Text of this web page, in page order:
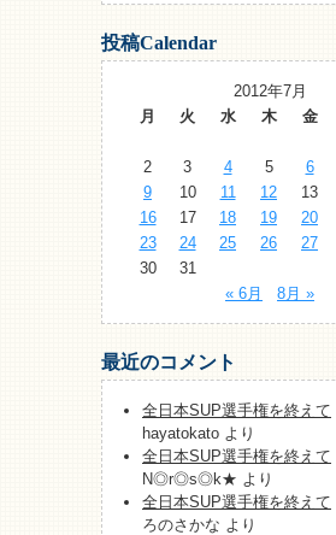
投稿Calendar
2012年7月
月
火 水 木 金
2
3 4 5 6
9
10 11 12 13
16
17 18 19 20
23
24 25 26 27
30
31
« 6月
8月 »
最近のコメント
全日本SUP選手権を終えて
hayatokato より
全日本SUP選手権を終えて
N◎r◎s◎k★ より
全日本SUP選手権を終えて
ろのさかな より